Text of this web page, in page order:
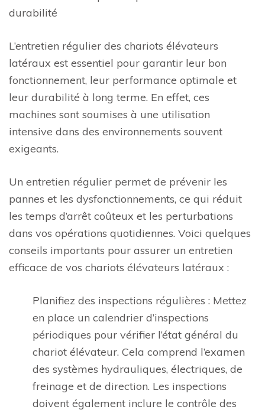
durabilité
L’entretien régulier des chariots élévateurs
latéraux est essentiel pour garantir leur bon
fonctionnement, leur performance optimale et
leur durabilité à long terme. En effet, ces
machines sont soumises à une utilisation
intensive dans des environnements souvent
exigeants.
Un entretien régulier permet de prévenir les
pannes et les dysfonctionnements, ce qui réduit
les temps d’arrêt coûteux et les perturbations
dans vos opérations quotidiennes. Voici quelques
conseils importants pour assurer un entretien
efficace de vos chariots élévateurs latéraux :
Planifiez des inspections régulières : Mettez
en place un calendrier d’inspections
périodiques pour vérifier l’état général du
chariot élévateur. Cela comprend l’examen
des systèmes hydrauliques, électriques, de
freinage et de direction. Les inspections
doivent également inclure le contrôle des